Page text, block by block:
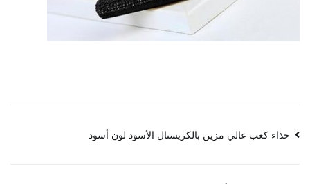
تصفّح
حذاء كعب عالي مزين بالكريستال الأسود لون أسود